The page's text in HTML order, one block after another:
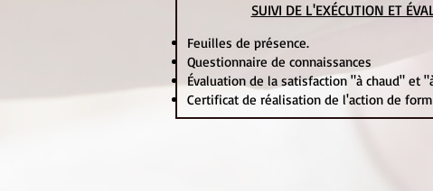
SUIVI DE L'EXÉCUTION ET
Feuilles de présence.
Questionnaire de connaissances
Évaluation de la satisfaction "à chaud" et
Certificat de réalisation de l'action de